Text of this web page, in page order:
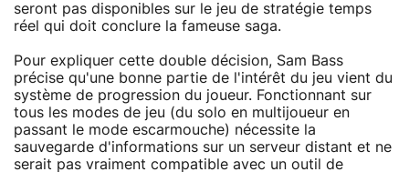
seront pas disponibles sur le jeu de stratégie temps
réel qui doit conclure la fameuse saga.
Pour expliquer cette double décision, Sam Bass
précise qu'une bonne partie de l'intérêt du jeu vient du
système de progression du joueur. Fonctionnant sur
tous les modes de jeu (du solo en multijoueur en
passant le mode escarmouche) nécessite la
sauvegarde d'informations sur un serveur distant et ne
serait pas vraiment compatible avec un outil de